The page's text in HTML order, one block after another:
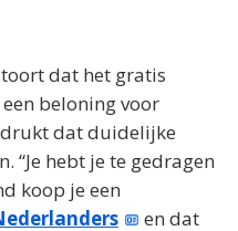
dat het gratis
beloning voor
dat duidelijke
“Je hebt je te gedragen
koop je een
en dat